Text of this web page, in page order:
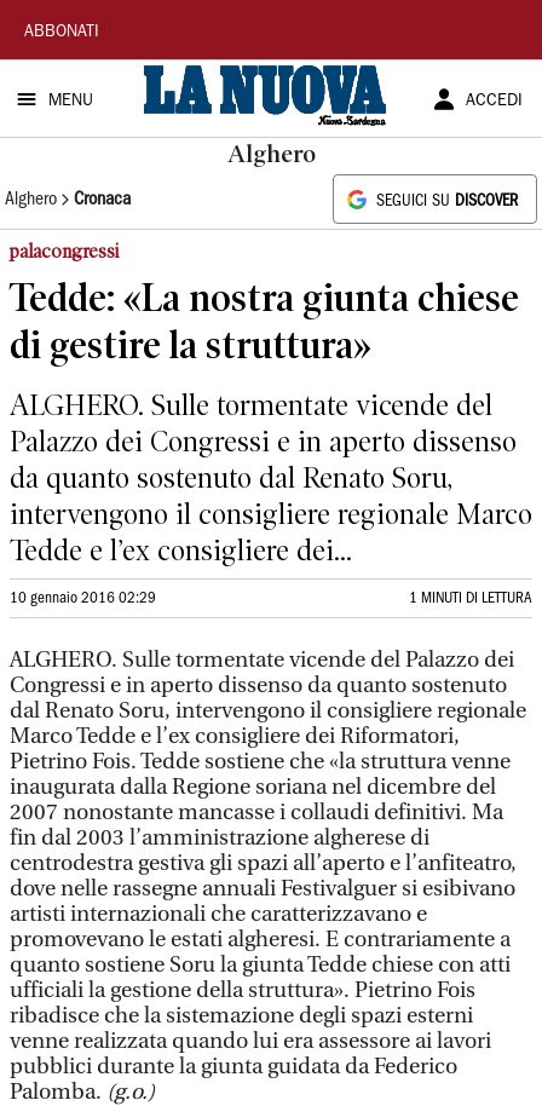
La
Nuova
Sardegna
ABBONATI
MENU ACCEDI
Alghero
Alghero Cronaca SEGUICI SU DISCOVER
palacongressi
Tedde: «La nostra giunta chiese
di gestire la struttura»
ALGHERO. Sulle tormentate vicende del
Palazzo dei Congressi e in aperto dissenso
da quanto sostenuto dal Renato Soru,
intervengono il consigliere regionale Marco
Tedde e l’ex consigliere dei...
10 gennaio 2016 02:29 1 MINUTI DI LETTURA
ALGHERO. Sulle tormentate vicende del Palazzo dei
Congressi e in aperto dissenso da quanto sostenuto
dal Renato Soru, intervengono il consigliere regionale
Marco Tedde e l’ex consigliere dei Riformatori,
Pietrino Fois. Tedde sostiene che «la struttura venne
inaugurata dalla Regione soriana nel dicembre del
2007 nonostante mancasse i collaudi definitivi. Ma
fin dal 2003 l’amministrazione algherese di
centrodestra gestiva gli spazi all’aperto e l’anfiteatro,
dove nelle rassegne annuali Festivalguer si esibivano
artisti internazionali che caratterizzavano e
promovevano le estati algheresi. E contrariamente a
quanto sostiene Soru la giunta Tedde chiese con atti
ufficiali la gestione della struttura». Pietrino Fois
ribadisce che la sistemazione degli spazi esterni
venne realizzata quando lui era assessore ai lavori
pubblici durante la giunta guidata da Federico
Palomba. (g.o.)